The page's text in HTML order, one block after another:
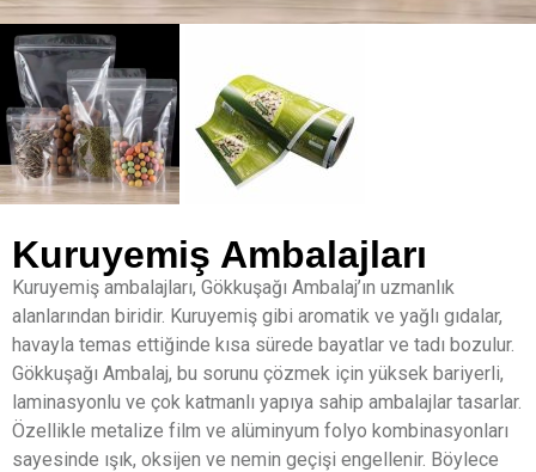
Kuruyemiş Ambalajları
Kuruyemiş ambalajları, Gökkuşağı Ambalaj’ın uzmanlık
alanlarından biridir. Kuruyemiş gibi aromatik ve yağlı gıdalar,
havayla temas ettiğinde kısa sürede bayatlar ve tadı bozulur.
Gökkuşağı Ambalaj, bu sorunu çözmek için yüksek bariyerli,
laminasyonlu ve çok katmanlı yapıya sahip ambalajlar tasarlar.
Özellikle metalize film ve alüminyum folyo kombinasyonları
sayesinde ışık, oksijen ve nemin geçişi engellenir. Böylece